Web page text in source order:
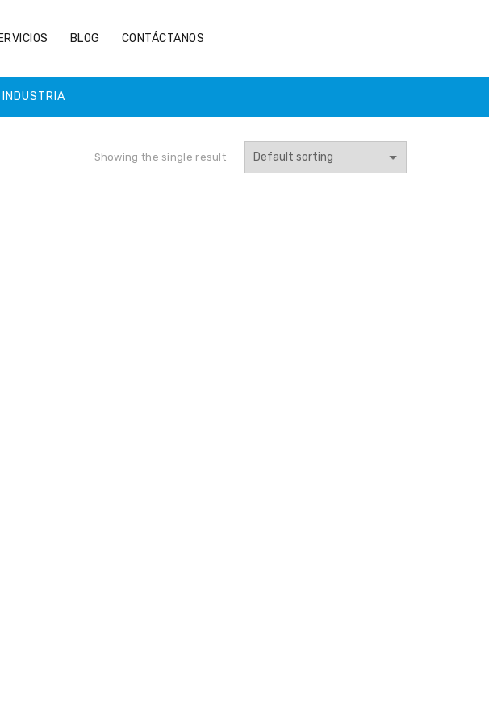
BLOG CONTÁCTANOS
INDUSTRIA
Showing the single result